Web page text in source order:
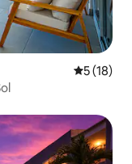
5 (18)